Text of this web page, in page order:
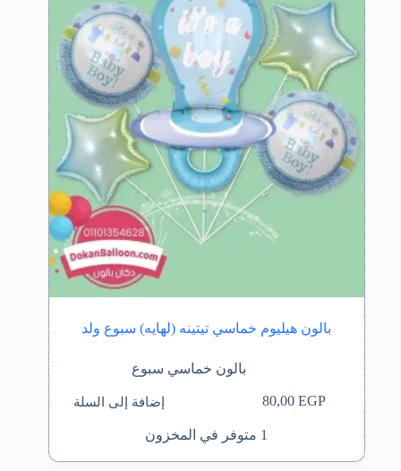
بالون هيليوم خماسي تيتينه (لهايه) سبوع ولد
بالون خماسي سبوع
80,00EGP إضافة إلى السلة
1 متوفر في المخزون